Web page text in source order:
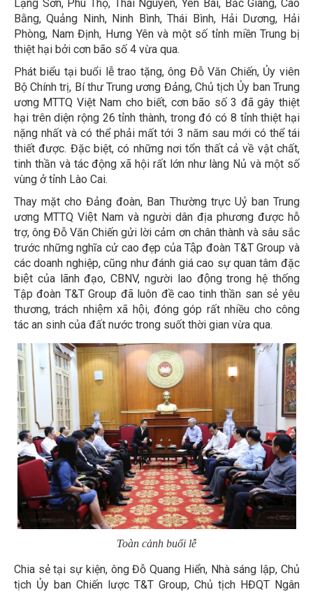
Lạng Sơn, Phú Thọ, Thái Nguyên, Yên Bái, Bắc Giang, Cao
Bằng, Quảng Ninh, Ninh Bình, Thái Bình, Hải Dương, Hải
Phòng, Nam Định, Hưng Yên và một số tỉnh miền Trung bị
thiệt hại bởi cơn bão số 4 vừa qua.
Phát biểu tại buổi lễ trao tặng, ông Đỗ Văn Chiến, Ủy viên
Bộ Chính trị, Bí thư Trung ương Đảng, Chủ tịch Ủy ban Trung
ương MTTQ Việt Nam cho biết, cơn bão số 3 đã gây thiệt
hại trên diện rộng 26 tỉnh thành, trong đó có 8 tỉnh thiệt hại
nặng nhất và có thể phải mất tới 3 năm sau mới có thể tái
thiết được. Đặc biệt, có những nơi tổn thất cả về vật chất,
tinh thần và tác động xã hội rất lớn như làng Nủ và một số
vùng ở tỉnh Lào Cai.
Thay mặt cho Đảng đoàn, Ban Thường trực Uỷ ban Trung
ương MTTQ Việt Nam và người dân địa phương được hỗ
trợ, ông Đỗ Văn Chiến gửi lời cảm ơn chân thành và sâu sắc
trước những nghĩa cử cao đẹp của Tập đoàn T&T Group và
các doanh nghiệp, cũng như đánh giá cao sự quan tâm đặc
biệt của lãnh đạo, CBNV, người lao động trong hệ thống
Tập đoàn T&T Group đã luôn đề cao tinh thần san sẻ yêu
thương, trách nhiệm xã hội, đóng góp rất nhiều cho công
tác an sinh của đất nước trong suốt thời gian vừa qua.
Toàn cảnh buổi lễ
Chia sẻ tại sự kiện, ông Đỗ Quang Hiển, Nhà sáng lập, Chủ
tịch Ủy ban Chiến lược T&T Group, Chủ tịch HĐQT Ngân